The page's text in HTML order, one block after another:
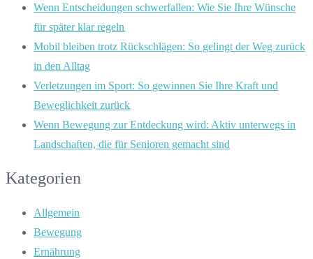
Wenn Entscheidungen schwerfallen: Wie Sie Ihre Wünsche
für später klar regeln
Mobil bleiben trotz Rückschlägen: So gelingt der Weg zurück
in den Alltag
Verletzungen im Sport: So gewinnen Sie Ihre Kraft und
Beweglichkeit zurück
Wenn Bewegung zur Entdeckung wird: Aktiv unterwegs in
Landschaften, die für Senioren gemacht sind
Kategorien
Allgemein
Bewegung
Ernährung